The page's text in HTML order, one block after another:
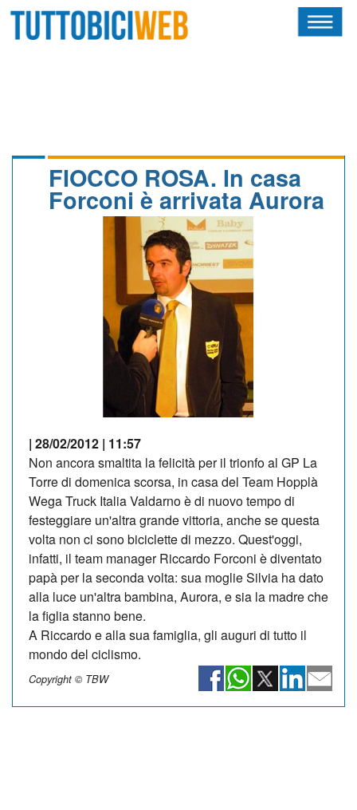
CALENDARIO
FIOCCO ROSA. In casa
Forconi è arrivata Aurora
| 28/02/2012 | 11:57
Non ancora smaltita la felicità per il trionfo al GP La
Torre di domenica scorsa, in casa del Team Hopplà
Wega Truck Italia Valdarno è di nuovo tempo di
festeggiare un'altra grande vittoria, anche se questa
volta non ci sono biciclette di mezzo. Quest'oggi,
infatti, il team manager Riccardo Forconi è diventato
papà per la seconda volta: sua moglie Silvia ha dato
alla luce un'altra bambina, Aurora, e sia la madre che
la figlia stanno bene.
A Riccardo e alla sua famiglia, gli auguri di tutto il
mondo del ciclismo.
Copyright © TBW